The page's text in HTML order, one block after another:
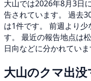
大山では2026年8月3日
告されています。 過去
は1件です。 前週より
す。 最近の報告地点は
日向などに分かれてい
大山のクマ出